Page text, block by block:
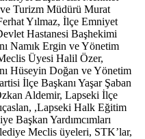
Turizm Müdürü Murat
Yılmaz, İlçe Emniyet
Hastanesi Başhekimi
Namık Ergin ve Yönetim
Üyesi Halil Özer,
Hüseyin Doğan ve Yönetim
İlçe Başkanı Yaşar Şaban
Aldemir, Lapseki İlçe
,Lapseki Halk Eğitim
Başkan Yardımcımları
Meclis üyeleri, STK’lar,